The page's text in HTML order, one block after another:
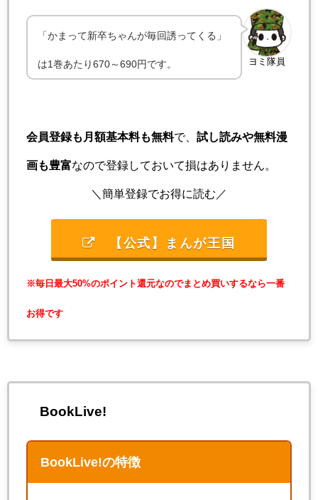
ヨミ隊員
「かまって新卒ちゃんが毎回誘ってくる」
は1巻あたり670～690円です。
会員登録も月額基本料も無料で、 試し読みや無料漫
画も豊富なので登録しておいて損はありません。
＼簡単登録でお得に読む／
【公式】まんが王国
※毎日最大50%のポイント還元なのでまとめ買いするなら一番
お得です
BookLive!
BookLive!の特徴